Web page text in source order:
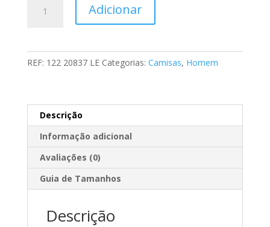
Adicionar
REF: 122 20837 LE Categorias: Camisas, Homem
Descrição
Informação adicional
Avaliações (0)
Guia de Tamanhos
Descrição